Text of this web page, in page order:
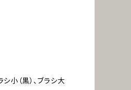
シ小（黒）、ブラシ大